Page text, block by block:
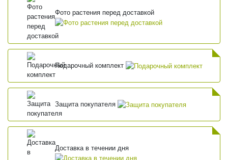
Фото растения перед доставкой
Подарочный комплект
Защита покупателя
Доставка в течении дня